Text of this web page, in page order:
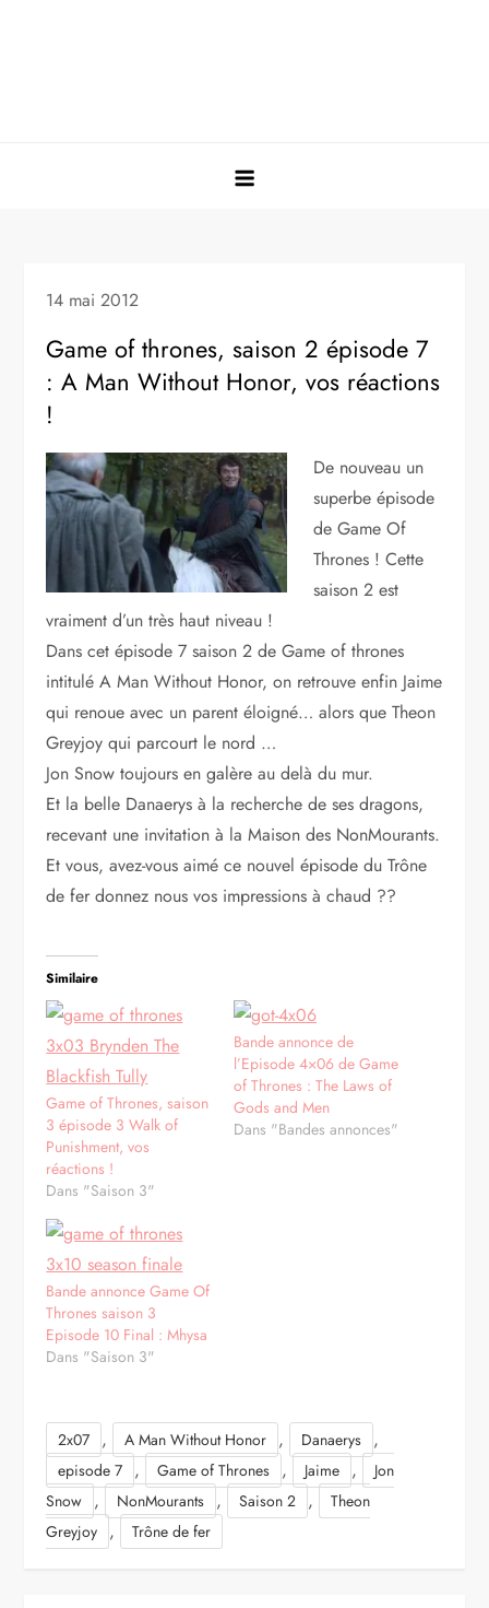
14 mai 2012
Game of thrones, saison 2 épisode 7
: A Man Without Honor, vos réactions
!
De nouveau un
superbe épisode
de Game Of
Thrones ! Cette
saison 2 est
vraiment d’un très haut niveau !
Dans cet épisode 7 saison 2 de Game of thrones
intitulé A Man Without Honor, on retrouve enfin Jaime
qui renoue avec un parent éloigné… alors que Theon
Greyjoy qui parcourt le nord …
Jon Snow toujours en galère au delà du mur.
Et la belle Danaerys à la recherche de ses dragons,
recevant une invitation à la Maison des NonMourants.
Et vous, avez-vous aimé ce nouvel épisode du Trône
de fer donnez nous vos impressions à chaud ??
Similaire
Game of Thrones, saison
3 épisode 3 Walk of
Punishment, vos
réactions !
Dans "Saison 3"
Bande annonce de
l’Episode 4×06 de Game
of Thrones : The Laws of
Gods and Men
Dans "Bandes annonces"
Bande annonce Game Of
Thrones saison 3
Episode 10 Final : Mhysa
Dans "Saison 3"
2x07 , A Man Without Honor , Danaerys ,
episode 7 , Game of Thrones , Jaime ,
Jon
Snow , NonMourants , Saison 2 ,
Theon
Greyjoy , Trône de fer